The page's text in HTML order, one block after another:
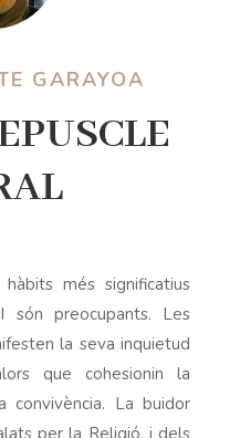
GARAYOA
més significatius
preocupants. Les
la seva inquietud
que cohesionin la
La buidor